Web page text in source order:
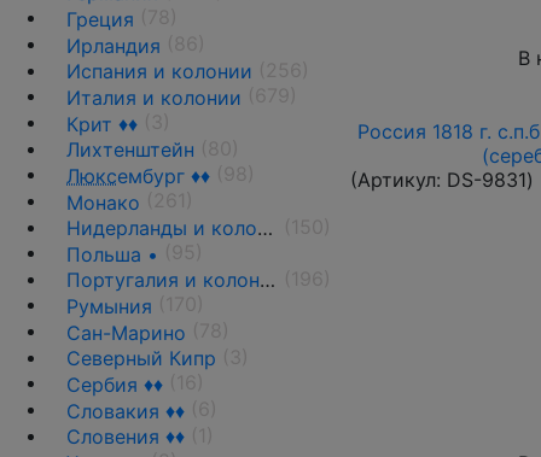
Греция
Ирландия
Испания и колонии
Италия и колонии
Крит ♦♦
Лихтенштейн
Люксембург ♦♦
Монако
Нидерланды и колонии
Польша •
Португалия и колонии
Румыния
Сан-Марино
Северный Кипр
Сербия ♦♦
Словакия ♦♦
Словения ♦♦
В
Россия 1818 г.
(Артикул: DS-9831)